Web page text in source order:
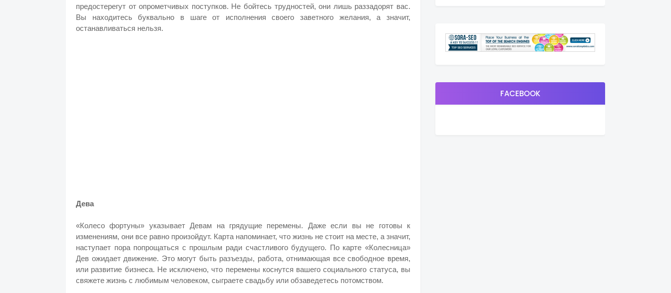
предостерегут от опрометчивых поступков. Не бойтесь трудностей, они лишь раззадорят вас.
Вы находитесь буквально в шаге от исполнения своего заветного желания, а значит,
останавливаться нельзя.
Дева
«Колесо фортуны» указывает Девам на грядущие перемены. Даже если вы не готовы к
изменениям, они все равно произойдут. Карта напоминает, что жизнь не стоит на месте, а значит,
наступает пора попрощаться с прошлым ради счастливого будущего. По карте «Колесница»
Дев ожидает движение. Это могут быть разъезды, работа, отнимающая все свободное время,
или развитие бизнеса. Не исключено, что перемены коснутся вашего социального статуса, вы
свяжете жизнь с любимым человеком, сыграете свадьбу или обзаведетесь потомством.
FACEBOOK